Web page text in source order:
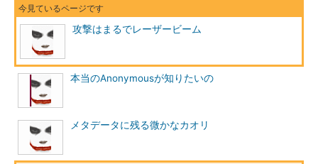
攻撃はまるでレーザービーム
本当のAnonymousが知りたいの
メタデータに残る微かなカオリ